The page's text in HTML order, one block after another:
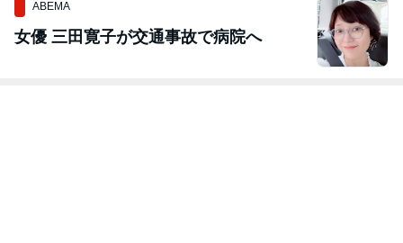
ABEMA
女優 三田寛子が交通事故で病院へ